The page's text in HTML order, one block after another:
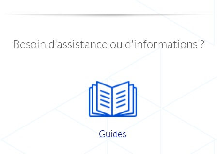
Besoin d'assistance ou d'informations ?
Guides